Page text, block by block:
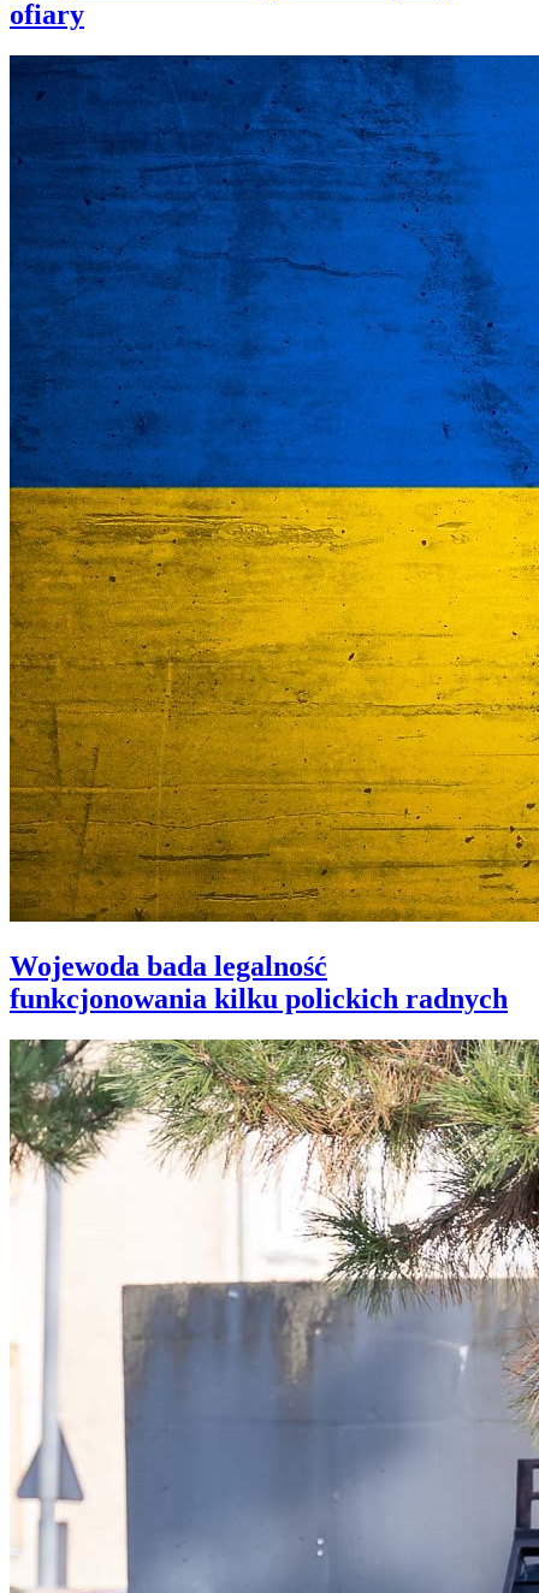
ofiary
Wojewoda bada legalność
funkcjonowania kilku polickich radnych